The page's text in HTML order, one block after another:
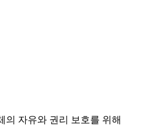
의 자유와 권리 보호를 위해